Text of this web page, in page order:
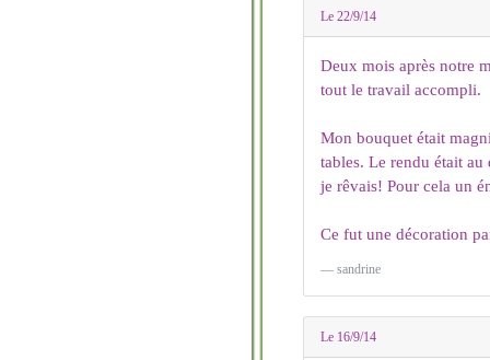
Le 22/9/14
Deux mois après notre
tout le travail accompli.
Mon bouquet était
tables. Le rendu était
je rêvais! Pour cela un
Ce fut une décoration
sandrine
Le 16/9/14